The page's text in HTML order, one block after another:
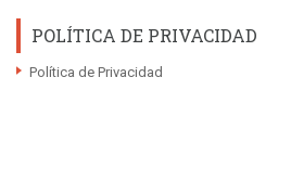
POLÍTICA DE PRIVACIDAD
Política de Privacidad